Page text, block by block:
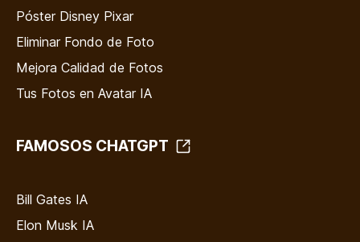
Póster Disney Pixar
Eliminar Fondo de Foto
Mejora Calidad de Fotos
Tus Fotos en Avatar IA
FAMOSOS CHATGPT
Bill Gates IA
Elon Musk IA